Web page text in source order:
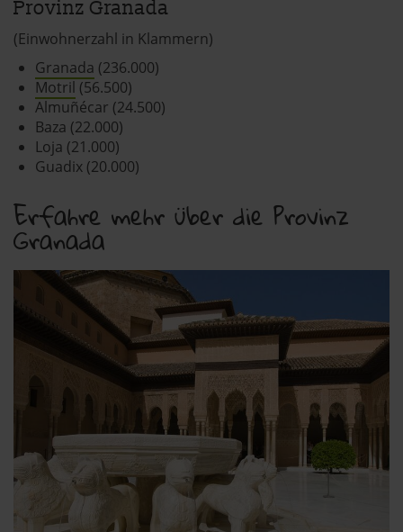
Provinz Granada
(Einwohnerzahl in Klammern)
Granada (236.000)
Motril (56.500)
Almuñécar (24.500)
Baza (22.000)
Loja (21.000)
Guadix (20.000)
Erfahre mehr über die Provinz
Granada